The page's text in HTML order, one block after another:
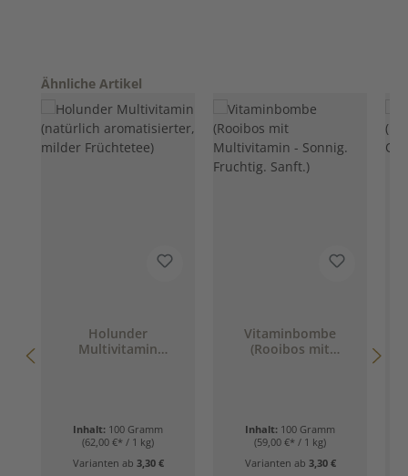
Produktgalerie überspringen
Ähnliche Artikel
Holunder
Multivitamin
Inhalt: 100 Gramm
(62,00 €* / 1 kg)
Varianten ab 3,30 €
Vitaminbombe
(Rooibos mit
Inhalt: 100 Gramm
(59,00 €* / 1 kg)
Varianten ab 3,30 €